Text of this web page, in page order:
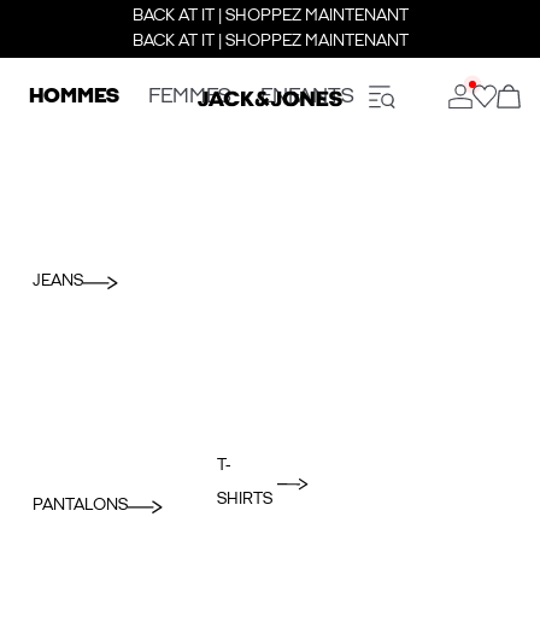
BACK AT IT | SHOPPEZ MAINTENANT
BACK AT IT | SHOPPEZ MAINTENANT
HOMMES FEMMES ENFANTS
JEANS
PANTALONS
T-
SHIRTS